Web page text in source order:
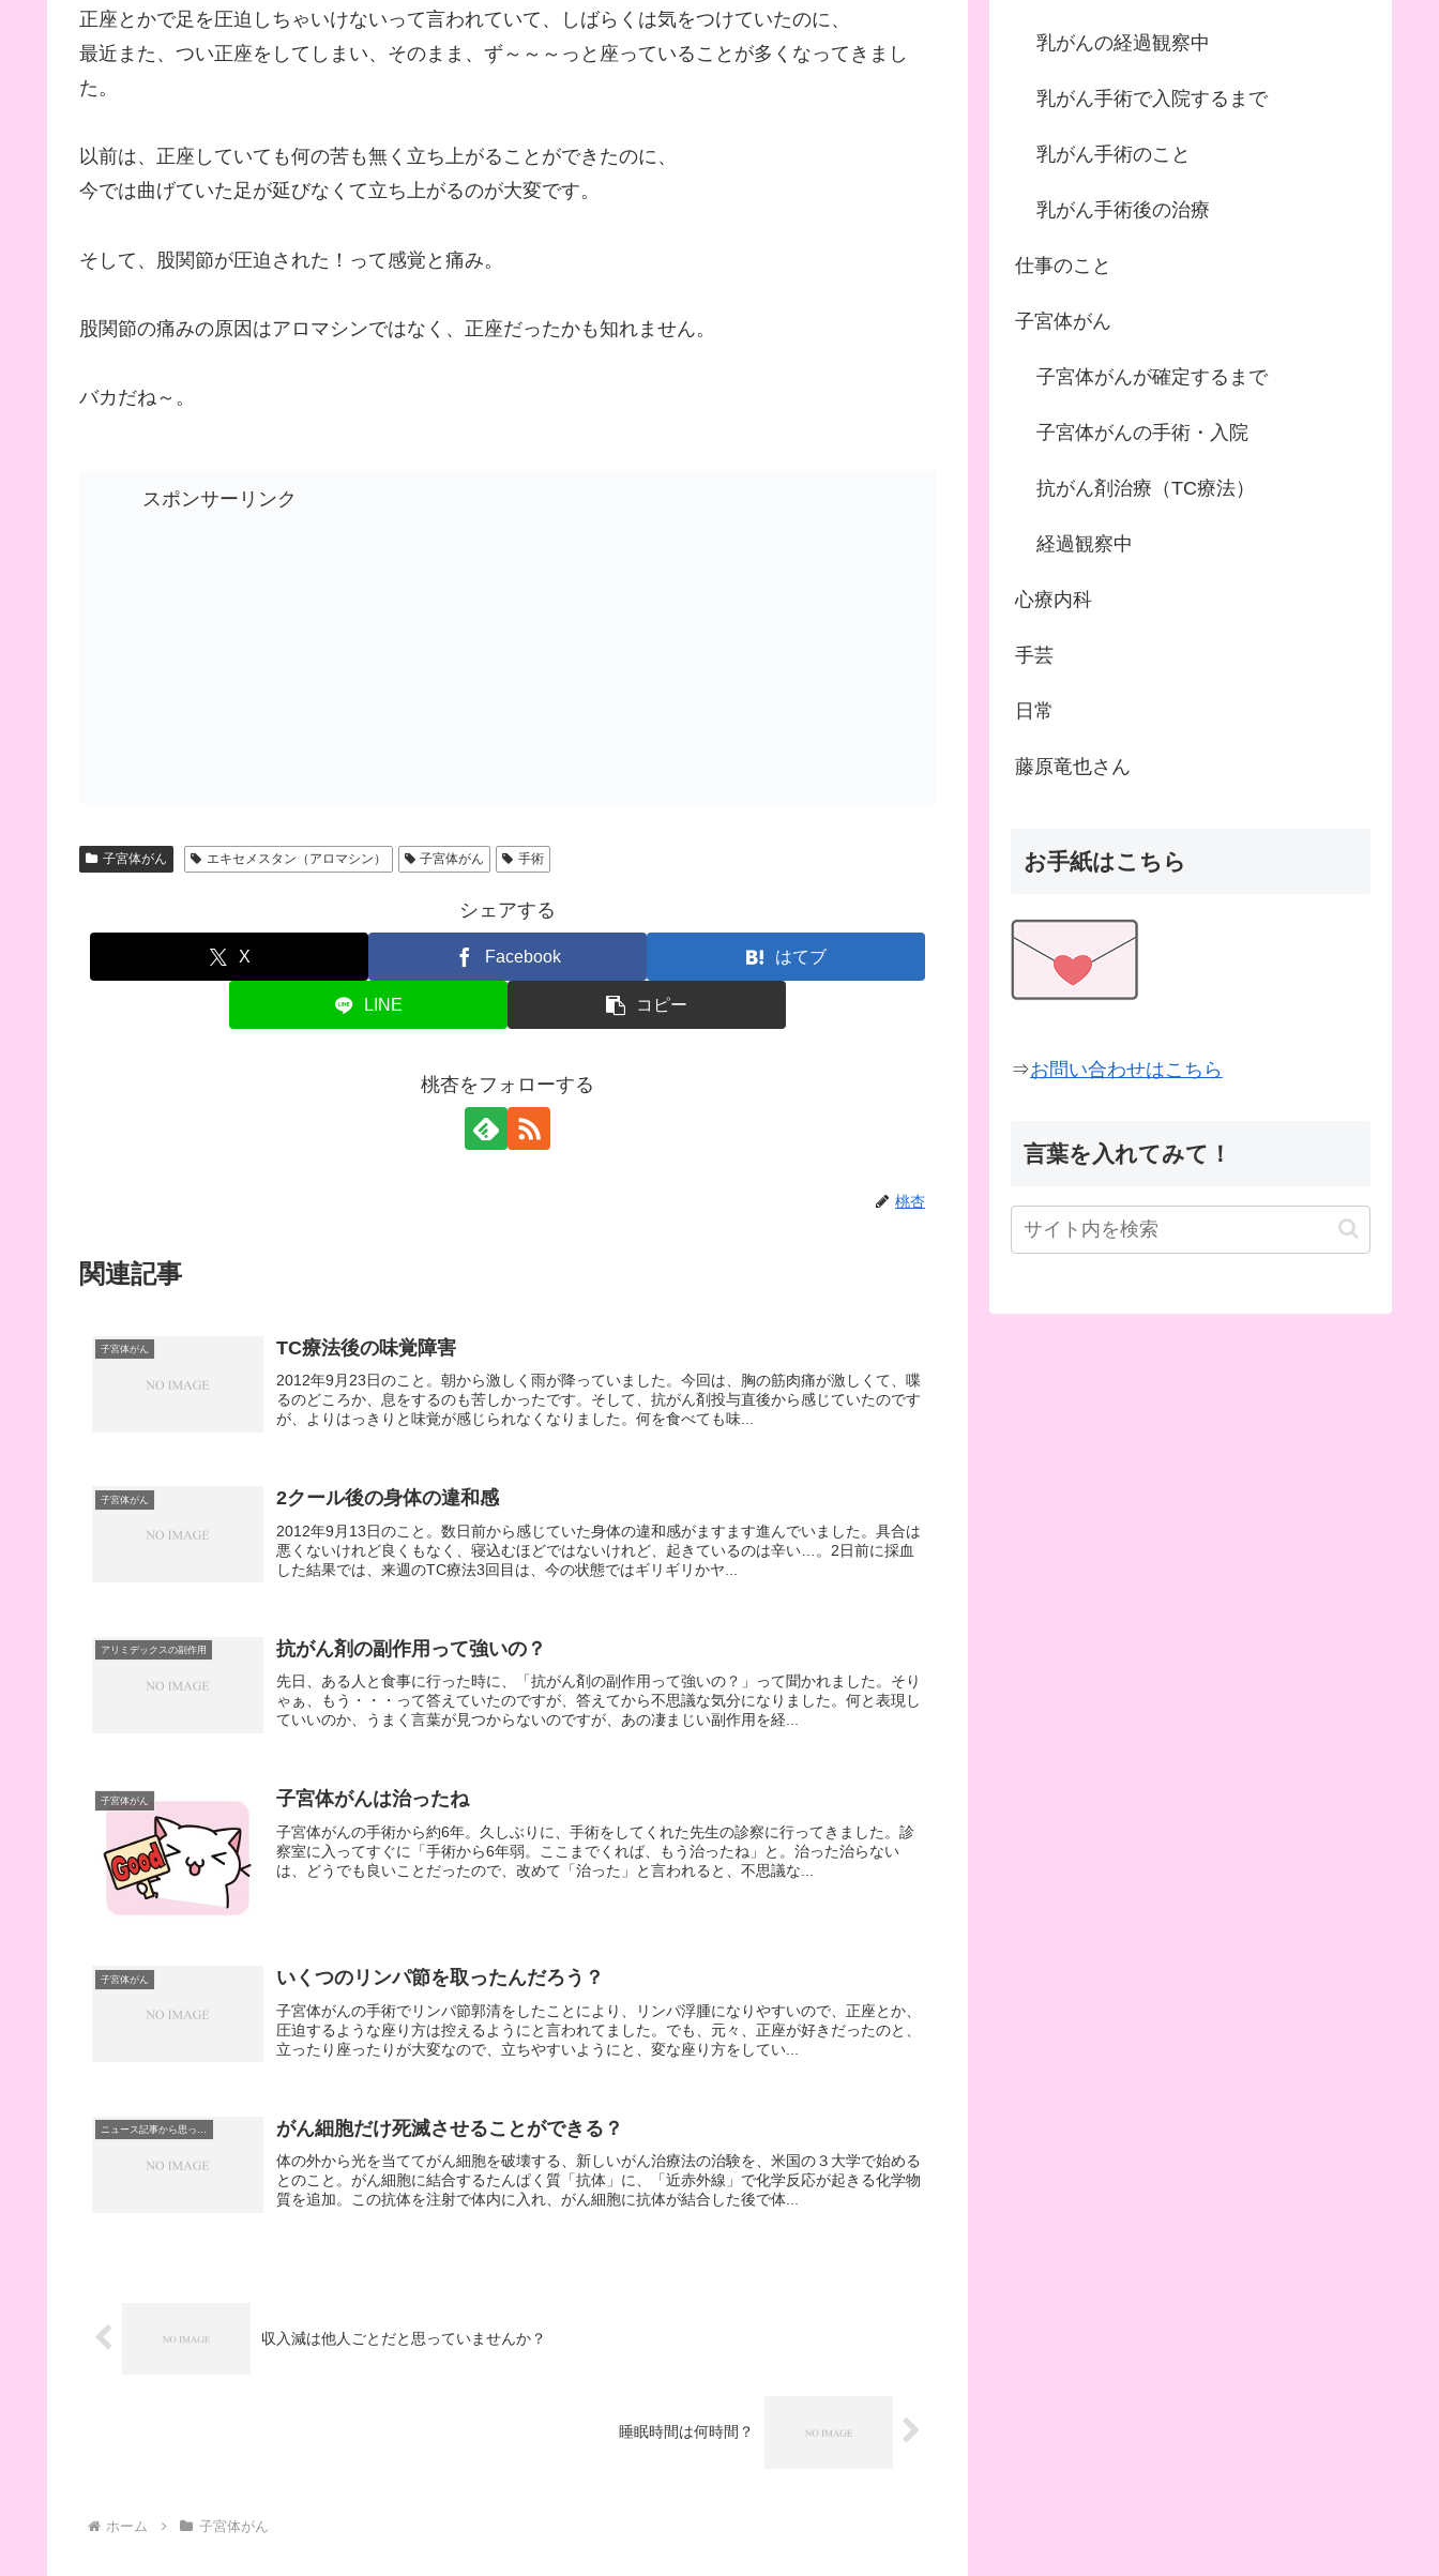
正座とかで足を圧迫しちゃいけないって言われていて、しばらくは気をつけていたのに、
最近また、つい正座をしてしまい、そのまま、ず～～～っと座っていることが多くなってきまし
た。
以前は、正座していても何の苦も無く立ち上がることができたのに、
今では曲げていた足が延びなくて立ち上がるのが大変です。
そして、股関節が圧迫された！って感覚と痛み。
股関節の痛みの原因はアロマシンではなく、正座だったかも知れません。
バカだね～。
スポンサーリンク
子宮体がん エキセメスタン（アロマシン） 子宮体がん 手術
シェアする
X Facebook はてブ
LINE コピー
桃杏をフォローする
桃杏
関連記事
子宮体がん TC療法後の味覚障害
2012年9月23日のこと。朝から激しく雨が降っていました。今回は、胸の筋肉痛が激しくて、喋
るのどころか、息をするのも苦しかったです。そして、抗がん剤投与直後から感じていたのです
が、よりはっきりと味覚が感じられなくなりました。何を食べても味...
子宮体がん 2クール後の身体の違和感
2012年9月13日のこと。数日前から感じていた身体の違和感がますます進んでいました。具合は
悪くないけれど良くもなく、寝込むほどではないけれど、起きているのは辛い…。2日前に採血
した結果では、来週のTC療法3回目は、今の状態ではギリギリかヤ...
アリミデックスの副作用 抗がん剤の副作用って強いの？
先日、ある人と食事に行った時に、「抗がん剤の副作用って強いの？」って聞かれました。そり
ゃぁ、もう・・・って答えていたのですが、答えてから不思議な気分になりました。何と表現し
ていいのか、うまく言葉が見つからないのですが、あの凄まじい副作用を経...
子宮体がん 子宮体がんは治ったね
子宮体がんの手術から約6年。久しぶりに、手術をしてくれた先生の診察に行ってきました。診
察室に入ってすぐに「手術から6年弱。ここまでくれば、もう治ったね」と。治った治らない
は、どうでも良いことだったので、改めて「治った」と言われると、不思議な...
子宮体がん いくつのリンパ節を取ったんだろう？
子宮体がんの手術でリンパ節郭清をしたことにより、リンパ浮腫になりやすいので、正座とか、
圧迫するような座り方は控えるようにと言われてました。でも、元々、正座が好きだったのと、
立ったり座ったりが大変なので、立ちやすいようにと、変な座り方をしてい...
ニュース記事から思ったこと がん細胞だけ死滅させることができる？
体の外から光を当ててがん細胞を破壊する、新しいがん治療法の治験を、米国の３大学で始める
とのこと。がん細胞に結合するたんぱく質「抗体」に、「近赤外線」で化学反応が起きる化学物
質を追加。この抗体を注射で体内に入れ、がん細胞に抗体が結合した後で体...
収入減は他人ごとだと思っていませんか？
睡眠時間は何時間？
ホーム 子宮体がん
乳がんの経過観察中
乳がん手術で入院するまで
乳がん手術のこと
乳がん手術後の治療
仕事のこと
子宮体がん
子宮体がんが確定するまで
子宮体がんの手術・入院
抗がん剤治療（TC療法）
経過観察中
心療内科
手芸
日常
藤原竜也さん
お手紙はこちら
⇒お問い合わせはこちら
言葉を入れてみて！